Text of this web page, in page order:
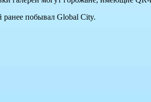
ранее побывал Global City.